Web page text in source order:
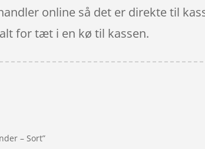
online så det er direkte til
for tæt i en kø til kassen.
– Sort”